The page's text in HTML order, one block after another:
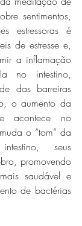
sentimentos,
estressoras é
de estresse e,
a inflamação
no intestino,
das barreiras
o aumento da
acontece no
o “tom” da
seus
promovendo
saudável e
de bactérias